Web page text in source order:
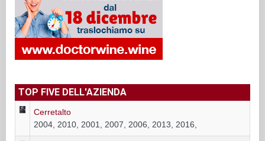
TOP FIVE DELL'AZIENDA
Cerretalto
2004, 2010, 2001, 2007, 2006, 2013, 2016,